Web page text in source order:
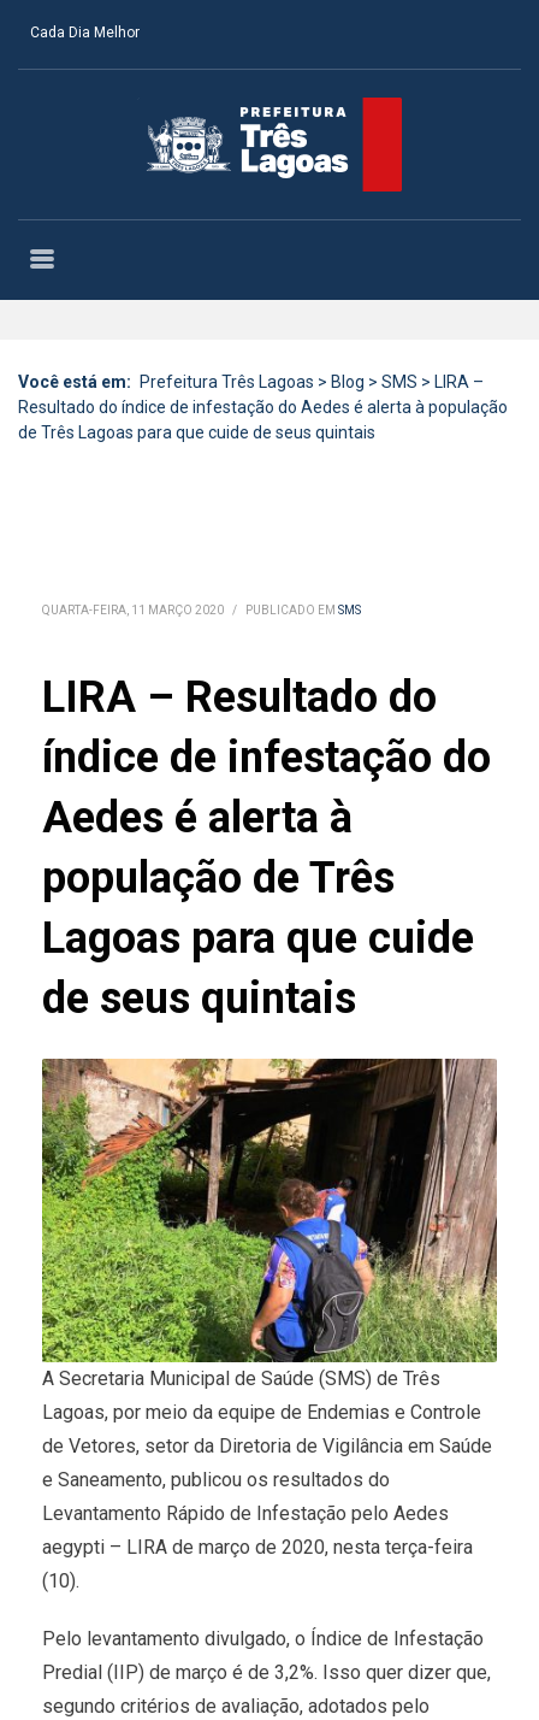
Cada Dia Melhor
Você está em: Prefeitura Três Lagoas > Blog > SMS > LIRA –
Resultado do índice de infestação do Aedes é alerta à população
de Três Lagoas para que cuide de seus quintais
QUARTA-FEIRA, 11 MARÇO 2020 / PUBLICADO EM SMS
LIRA – Resultado do
índice de infestação do
Aedes é alerta à
população de Três
Lagoas para que cuide
de seus quintais
A Secretaria Municipal de Saúde (SMS) de Três
Lagoas, por meio da equipe de Endemias e Controle
de Vetores, setor da Diretoria de Vigilância em Saúde
e Saneamento, publicou os resultados do
Levantamento Rápido de Infestação pelo Aedes
aegypti – LIRA de março de 2020, nesta terça-feira
(10).
Pelo levantamento divulgado, o Índice de Infestação
Predial (IIP) de março é de 3,2%. Isso quer dizer que,
segundo critérios de avaliação, adotados pelo